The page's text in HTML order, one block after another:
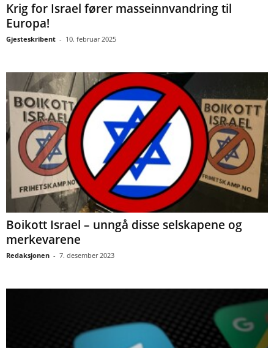
Krig for Israel fører masseinnvandring til
Europa!
Gjesteskribent - 10. februar 2025
Boikott Israel – unngå disse selskapene og
merkevarene
Redaksjonen - 7. desember 2023